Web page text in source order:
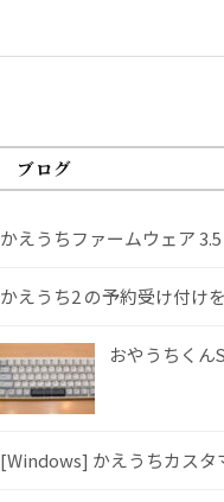
ブログ
かえうちファームウェア
かえうち2 の予約受け付け
おやうちくん
[Windows] かえうちカスタ